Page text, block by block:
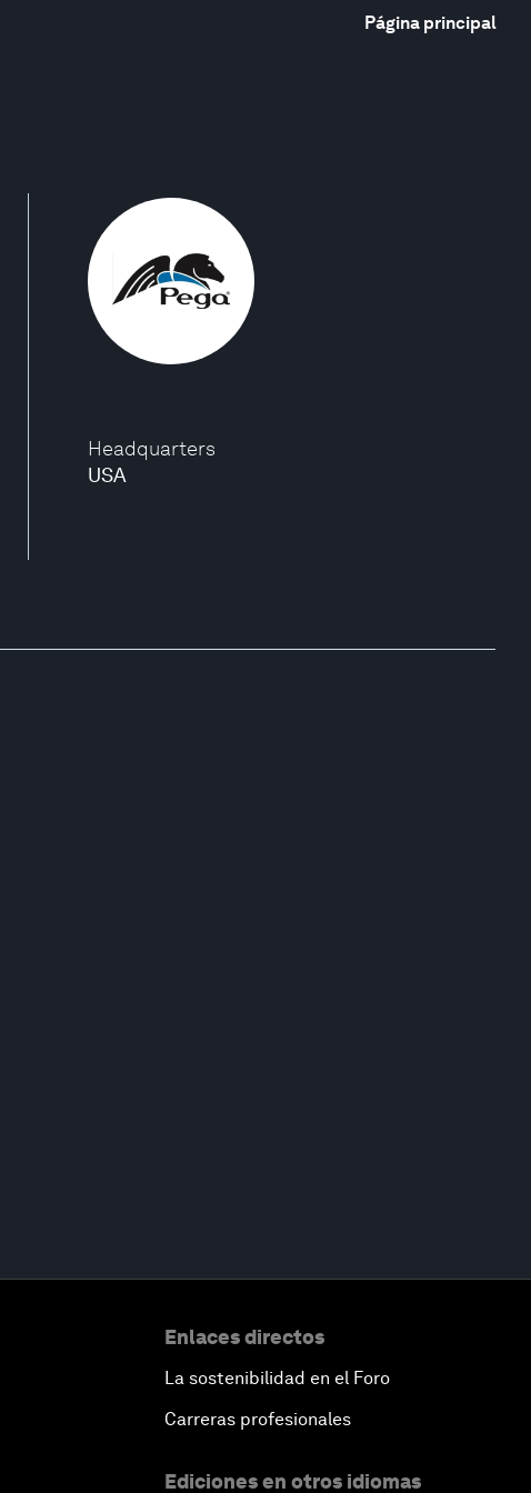
Página principal
Headquarters
USA
Enlaces directos
La sostenibilidad en el Foro
Carreras profesionales
Ediciones en otros idiomas